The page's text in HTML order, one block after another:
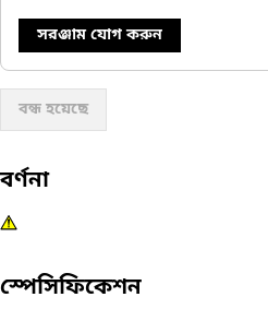
সরঞ্জাম যোগ করুন
বন্ধ হয়েছে
বর্ণনা
স্পেসিফিকেশন